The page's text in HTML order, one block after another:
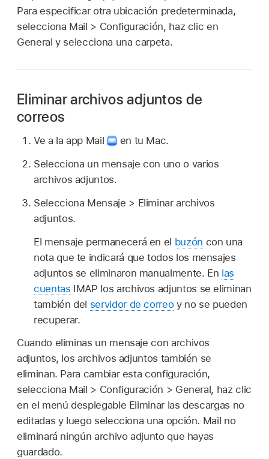
Para especificar otra ubicación predeterminada,
selecciona Mail > Configuración, haz clic en
General y selecciona una carpeta.
Eliminar archivos adjuntos de
correos
Ve a la app Mail
en tu Mac.
Selecciona un mensaje con uno o varios
archivos adjuntos.
Selecciona Mensaje > Eliminar archivos
adjuntos.
El mensaje permanecerá en el buzón con una
nota que te indicará que todos los mensajes
adjuntos se eliminaron manualmente. En las
cuentas IMAP los archivos adjuntos se eliminan
también del servidor de correoy no se pueden
recuperar.
Cuando eliminas un mensaje con archivos
adjuntos, los archivos adjuntos también se
eliminan. Para cambiar esta configuración,
selecciona Mail > Configuración > General, haz clic
en el menú desplegable Eliminar las descargas no
editadas y luego selecciona una opción. Mail no
eliminará ningún archivo adjunto que hayas
guardado.